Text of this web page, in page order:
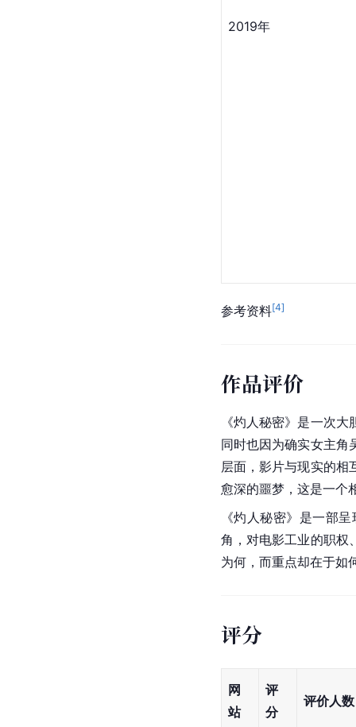
2019年
参考资料[4]
作品评价
《灼人秘密》是一次
同时也因为确实女主角
层面，影片与现实的相
愈深的噩梦，这是一个
《灼人秘密》是一部
角，对电影工业的职权
为何，而重点却在于如
评分
网
站
评
分
评价人数